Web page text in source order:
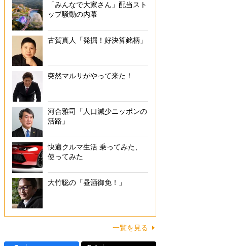
「みんなで大家さん」配当スト
ップ騒動の内幕
古賀真人「発掘！好決算銘柄」
突然マルサがやって来た！
河合雅司「人口減少ニッポンの
活路」
快適クルマ生活 乗ってみた、
使ってみた
大竹聡の「昼酒御免！」
一覧を見る